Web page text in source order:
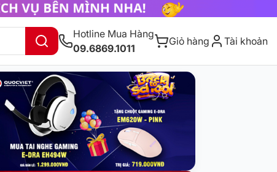
Hotline Mua Hàng
09.6869.1011
Giỏ hàng Tài khoản